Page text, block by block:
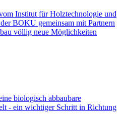
Institut für Holztechnologie und
BOKU gemeinsam mit Partnern
völlig neue Möglichkeiten
biologisch abbaubare
- ein wichtiger Schritt in Richtung